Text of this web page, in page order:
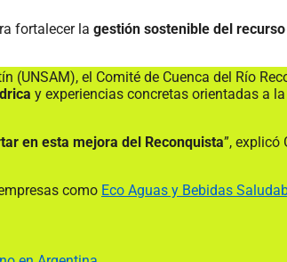
fortalecer la gestión sostenible del
el Comité de Cuenca del Río
y experiencias concretas orientadas a
en esta mejora del Reconquista”, explicó
como Eco Aguas y Bebidas